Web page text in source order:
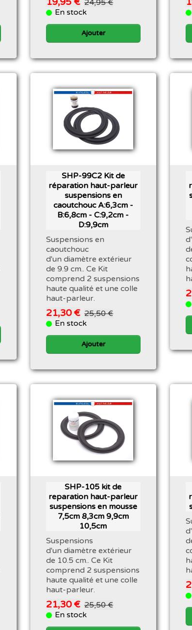
24,95 €
En stock
Ajouter
SHP-99C2 Kit de
réparation haut-parleur
suspensions en
caoutchouc A:6,3cm -
B:6,8cm - C:9,2cm -
D:9,9cm
Suspensions en
caoutchouc
d'un diamètre extérieur
de 9.9 cm.. Ce Kit
comprend 2 suspensions
haute qualité et une colle
haut-parleur.
21,30 € 25,50 €
En stock
Ajouter
SHP-105 kit de
reparation haut-parleur
suspensions en mousse
7,5cm 8,3cm 9,9cm
10,5cm
Suspensions
d'un diamètre extérieur
de 10.5 cm.. Ce Kit
comprend 2 suspensions
haute qualité et une colle
haut-parleur.
21,30 € 25,50 €
En stock